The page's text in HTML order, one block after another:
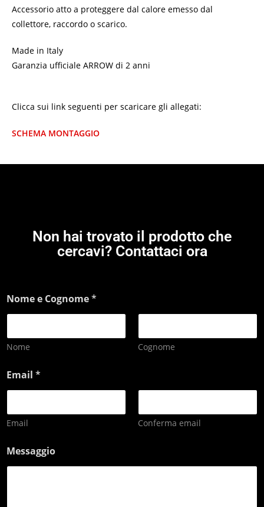
Accessorio atto a proteggere dal calore emesso dal
collettore, raccordo o scarico.
Made in Italy
Garanzia ufficiale ARROW di 2 anni
Clicca sui link seguenti per scaricare gli allegati:
SCHEMA MONTAGGIO
Non hai trovato il prodotto che
cercavi? Contattaci ora
Nome e Cognome*
Nome Cognome
Email *
Email Conferma email
Messaggio